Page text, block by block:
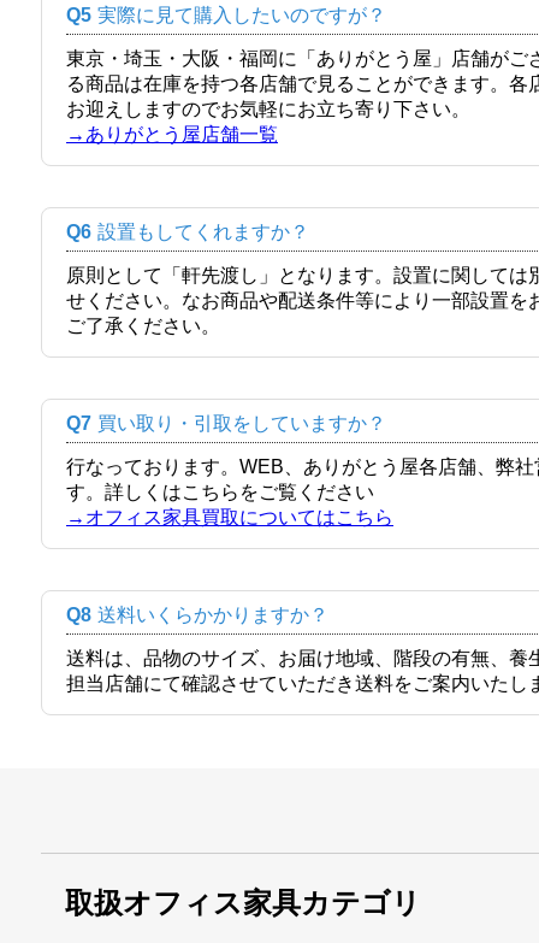
Q5 実際に見て購入したいのですが？
東京・埼玉・大阪・福岡に「ありがとう屋」店舗が
る商品は在庫を持つ各店舗で見ることができます。
お迎えしますのでお気軽にお立ち寄り下さい。
→ありがとう屋店舗一覧
Q6 設置もしてくれますか？
原則として「軒先渡し」となります。設置に関して
せください。なお商品や配送条件等により一部設置
ご了承ください。
Q7 買い取り・引取をしていますか？
行なっております。WEB、ありがとう屋各店舗、弊
す。詳しくはこちらをご覧ください
→オフィス家具買取についてはこちら
Q8 送料いくらかかりますか？
送料は、品物のサイズ、お届け地域、階段の有無、
担当店舗にて確認させていただき送料をご案内いたし
取扱オフィス家具カテゴリ